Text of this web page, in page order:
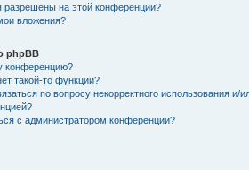
разрешены на этой конференции?
вложения?
phpBB
конференцию?
такой-то функции?
по вопросу некорректного использования и/
с администратором конференции?